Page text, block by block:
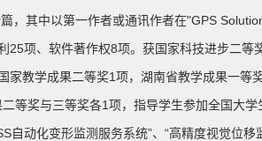
，其中以第一作者或通讯作者在"GPS
25项、软件著作权8项。获国家科技进步二
家教学成果二等奖1项，湖南省教学成果一等
等奖与三等奖各1项，指导学生参加全国大
自动化变形监测服务系统”、“高精度视觉位